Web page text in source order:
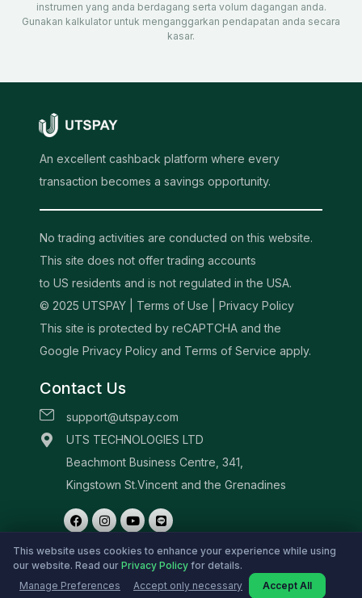
instrumen yang anda berdagang serta volum dagangan anda.
Gunakan kalkulator untuk menganggarkan pendapatan anda secara
kasar.
This website uses cookies to enhance your experience while using
our website. Read our Privacy Policy for details.
Manage Preferences
Accept only necessary Accept All